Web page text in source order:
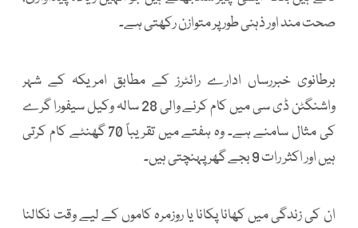
صحت مند اور ذہنی طور پر متوازن رکھتی ہے۔
برطانوی خبررساں ادارے رائٹرز کے مطابق امریکہ کے شہر
واشنگٹن ڈی سی میں کام کرنے والی 28 سالہ وکیل سیفورا گرے
کی مثال سامنے ہے۔ وہ ہفتے میں تقریباً 70 گھنٹے کام کرتی
ہیں اور اکثر رات 9 بجے گھر پہنچتی ہیں۔
ان کی زندگی میں کھانا پکانا یا روزمرہ کاموں کے لیے وقت نکالنا